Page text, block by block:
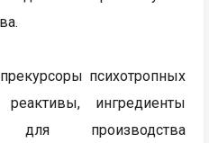
психотропных
ингредиенты
производства